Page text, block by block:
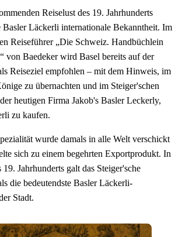
Reiselust des 19. Jahrhunderts
Basler Läckerli internationale Bekanntheit. Im
Reiseführer „Die Schweiz. Handbüchlein
von Baedeker wird Basel bereits auf der
Reiseziel empfohlen – mit dem Hinweis, im
zu übernachten und im Steiger'schen
heutigen Firma Jakob's Basler Leckerly,
zu kaufen.
wurde damals in alle Welt verschickt
sich zu einem begehrten Exportprodukt. In
Jahrhunderts galt das Steiger'sche
die bedeutendste Basler Läckerli-
Stadt.